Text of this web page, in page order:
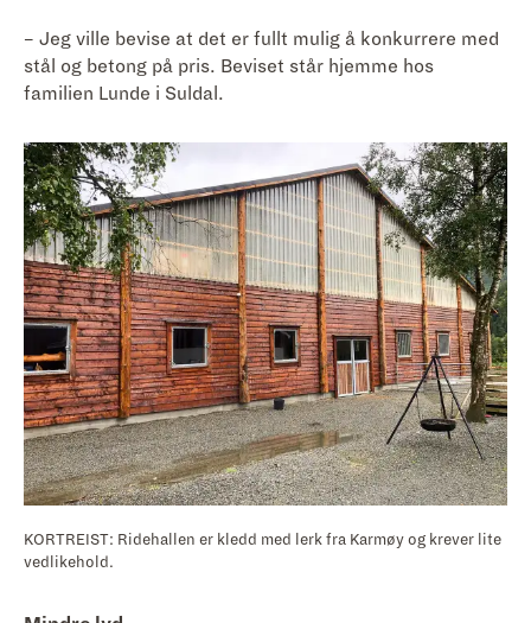
– Jeg ville bevise at det er fullt mulig å konkurrere med
stål og betong på pris. Beviset står hjemme hos
familien Lunde i Suldal.
KORTREIST: Ridehallen er kledd med lerk fra Karmøy og krever lite
vedlikehold.